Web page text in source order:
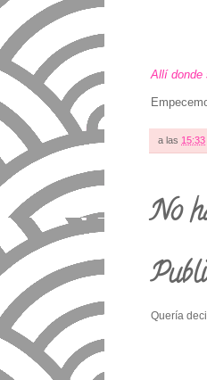
Allí donde
a las 15:33
No
Quería